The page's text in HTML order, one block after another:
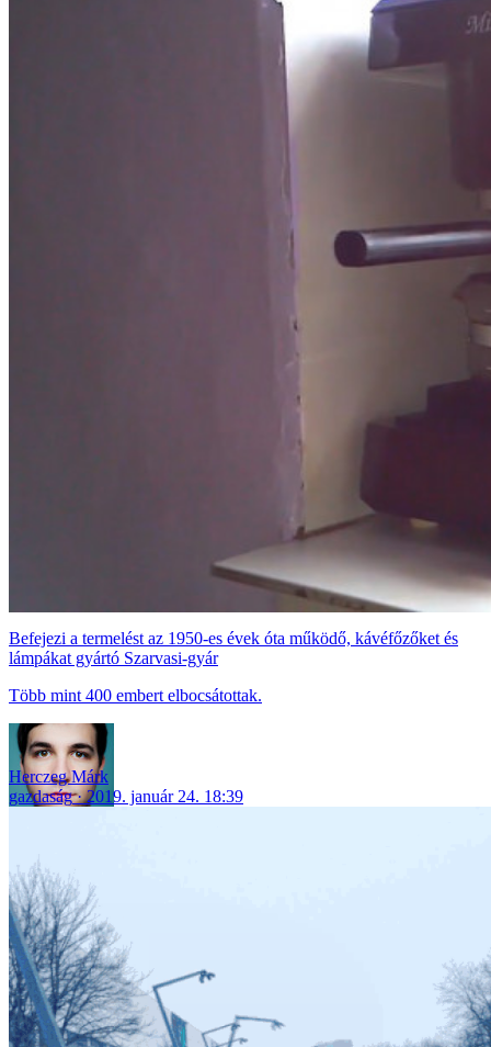
Befejezi a termelést az 1950-es évek óta működő, kávéfőzőket és
lámpákat gyártó Szarvasi-gyár
Több mint 400 embert elbocsátottak.
Herczeg Márk
gazdaság
2019. január 24. 18:39